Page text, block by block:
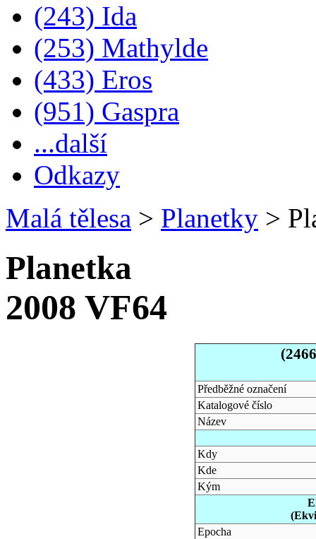
(243) Ida
(253) Mathylde
(433) Eros
(951) Gaspra
...další
Odkazy
Malá tělesa > Planetky >
Planetka
2008 VF64
Předběžné označení
Katalogové číslo
Název
Kdy
Kde
Kým
Epocha